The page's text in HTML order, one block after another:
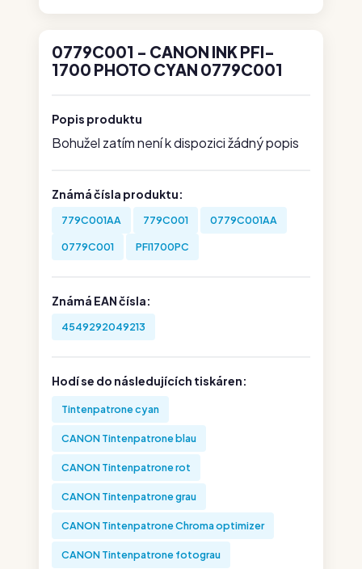
0779C001 - CANON INK PFI-
1700 PHOTO CYAN 0779C001
Popis produktu
Bohužel zatím není k dispozici žádný popis
Známá čísla produktu:
779C001AA 779C001 0779C001AA
0779C001 PFI1700PC
Známá EAN čísla:
4549292049213
Hodí se do následujících tiskáren:
Tintenpatrone cyan
CANON Tintenpatrone blau
CANON Tintenpatrone rot
CANON Tintenpatrone grau
CANON Tintenpatrone Chroma optimizer
CANON Tintenpatrone fotograu